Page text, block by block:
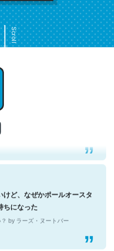
Scroll
バーなんだろうなと凄く思
原文もお勧め。自分はこの流
Then Covid hit. Shit.
by ラーズ・ヌートバー
ど、なぜかポールオースタ
になった